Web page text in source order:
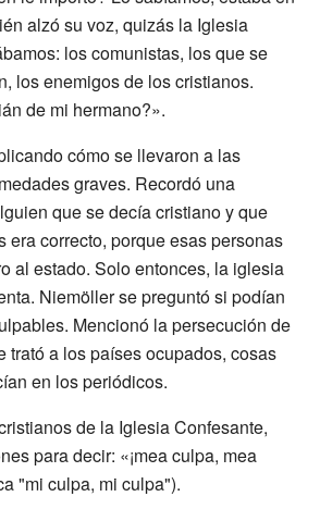
alzó su voz, quizás la Iglesia
los comunistas, los que se
los enemigos de los cristianos.
de mi hermano?».
cómo se llevaron a las
graves. Recordó una
que se decía cristiano y que
era correcto, porque esas personas
al estado. Solo entonces, la iglesia
Niemöller se preguntó si podían
Mencionó la persecución de
trató a los países ocupados, cosas
en los periódicos.
de la Iglesia Confesante,
para decir: «¡mea culpa, mea
"mi culpa, mi culpa").